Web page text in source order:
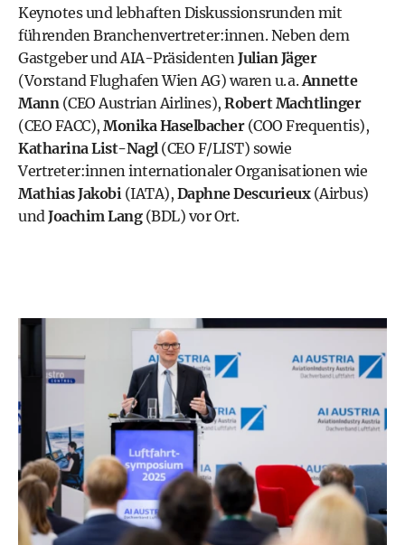
Keynotes und lebhaften Diskussionsrunden mit
führenden Branchenvertreter:innen. Neben dem
Gastgeber und AIA-PräsidentenJulian Jäger
(Vorstand Flughafen Wien AG) waren u. a.Annette
Mann(CEO Austrian Airlines), Robert Machtlinger
(CEO FACC), Monika Haselbacher(COO Frequentis),
Katharina List-Nagl(CEO F/LIST) sowie
Vertreter:innen internationaler Organisationen wie
Mathias Jakobi(IATA), Daphne Descurieux(Airbus)
undJoachim Lang(BDL) vor Ort.